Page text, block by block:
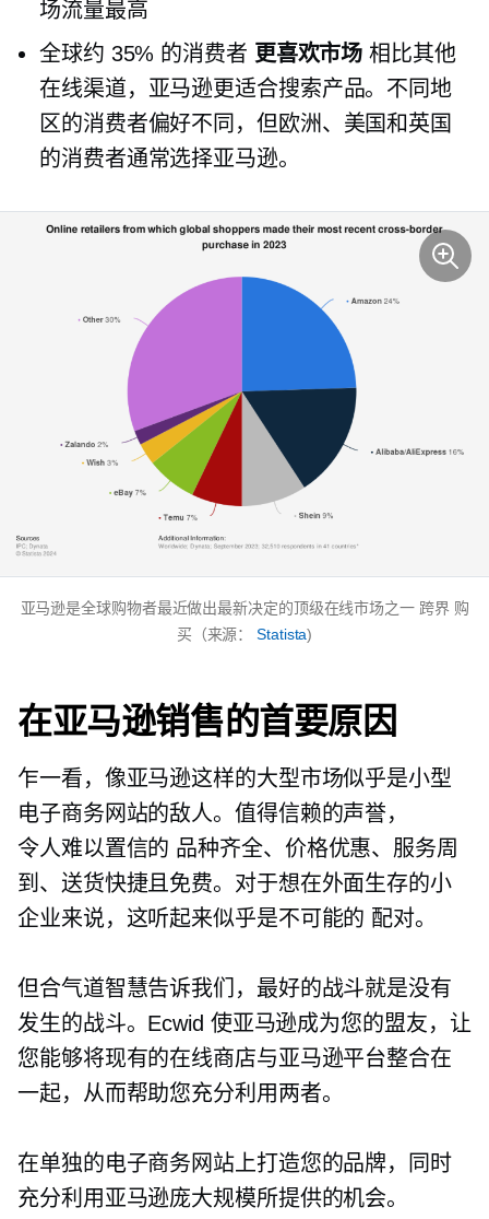
场流量最高
全球约 35% 的消费者 更喜欢市场 相比其他
在线渠道，亚马逊更适合搜索产品。不同地
区的消费者偏好不同，但欧洲、美国和英国
的消费者通常选择亚马逊。
亚马逊是全球购物者最近做出最新决定的顶级在线市场之一 跨界购
买（来源：Statista)
在亚马逊销售的首要原因
乍一看，像亚马逊这样的大型市场似乎是小型
电子商务网站的敌人。值得信赖的声誉，
令人难以置信的 品种齐全、价格优惠、服务周
到、送货快捷且免费。对于想在外面生存的小
企业来说，这听起来似乎是不可能的 配对。
但合气道智慧告诉我们，最好的战斗就是没有
发生的战斗。Ecwid 使亚马逊成为您的盟友，让
您能够将现有的在线商店与亚马逊平台整合在
一起，从而帮助您充分利用两者。
在单独的电子商务网站上打造您的品牌，同时
充分利用亚马逊庞大规模所提供的机会。